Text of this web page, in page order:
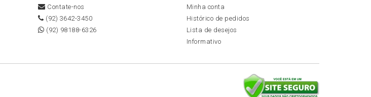
Contate-nos
(92) 3642-3450
(92) 98188-6326
Minha conta
Histórico de pedidos
Lista de desejos
Informativo